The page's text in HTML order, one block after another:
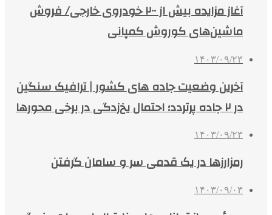
آغاز مزایده بیش از ۲۰۰ خودروی خارجی/ فروش
ماشین‌های کوروش کمپانی
۱۴۰۳/۰۹/۲۳
آخرین وضعیت جاده های کشور | ترافیک سنگین
در ۲ جاده پرتردد؛ احتمال یخ‌زدگی در برخی محورها
۱۴۰۳/۰۹/۲۳
رمزارزها در یک قدمی سر و سامان گرفتن
۱۴۰۳/۰۹/۰۳